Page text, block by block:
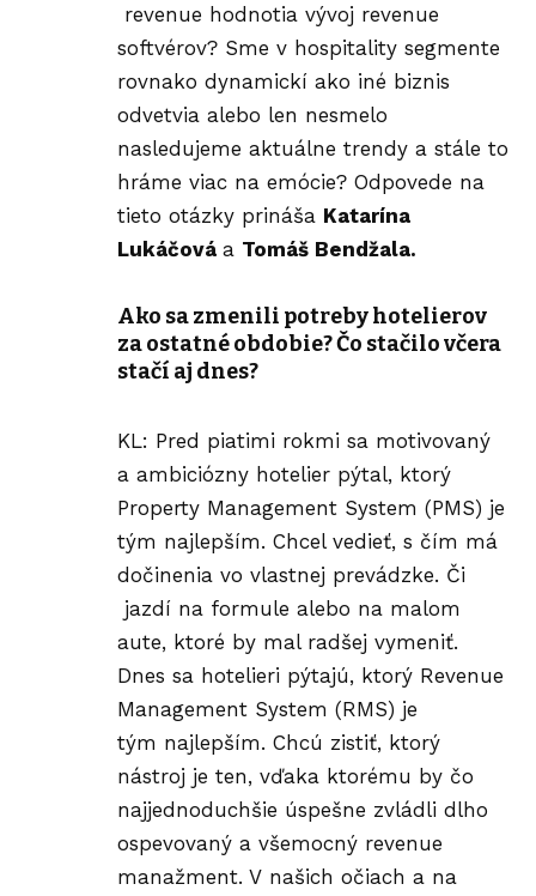
revenue hodnotia vývoj revenue
softvérov? Sme v hospitality segmente
rovnako dynamickí ako iné biznis
odvetvia alebo len nesmelo
nasledujeme aktuálne trendy a stále to
hráme viac na emócie? Odpovede na
tieto otázky prináša Katarína
Lukáčová a Tomáš Bendžala.
Ako sa zmenili potreby hotelierov
za ostatné obdobie? Čo stačilo včera
stačí aj dnes?
KL: Pred piatimi rokmi sa motivovaný
a ambiciózny hotelier pýtal, ktorý
Property Management System (PMS) je
tým najlepším. Chcel vedieť, s čím má
dočinenia vo vlastnej prevádzke. Či
jazdí na formule alebo na malom
aute, ktoré by mal radšej vymeniť.
Dnes sa hotelieri pýtajú, ktorý Revenue
Management System (RMS) je
tým najlepším. Chcú zistiť, ktorý
nástroj je ten, vďaka ktorému by čo
najjednoduchšie úspešne zvládli dlho
ospevovaný a všemocný revenue
manažment. V našich očiach a na